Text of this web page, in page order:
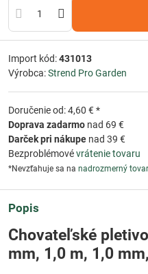
Import kód:431013
Výrobca:Strend Pro Garden
Doručenie od: 4,60 € *
Doprava zadarmo nad 69 €
Darček pri nákupe nad 39 €
Bezproblémovévrátenie tovaru
*Nevzťahuje sa na nadrozmerný tovar
Popis
Chovateľské
mm, 1,0 m, 1,0